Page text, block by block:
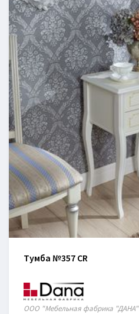
Тумба №357 CR
ООО "Мебельная фабрика "ДАНА"